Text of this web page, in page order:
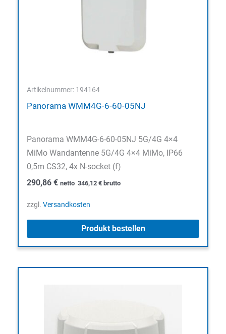
Artikelnummer: 194164
Panorama WMM4G-6-60-05NJ
Panorama WMM4G-6-60-05NJ 5G/4G 4×4
MiMo Wandantenne 5G/4G 4×4 MiMo, IP66
0,5m CS32, 4x N-socket (f)
290,86 € netto 346,12 € brutto
zzgl. Versandkosten
Produkt bestellen